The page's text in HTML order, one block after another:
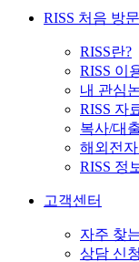
RISS 처음 방
RISS란?
RISS 이
내 관심
RISS 자
복사/대
해외전
RISS 정
고객센터
자주 찾
상담 신청